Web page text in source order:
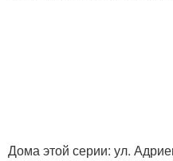
Дома этой серии: ул.